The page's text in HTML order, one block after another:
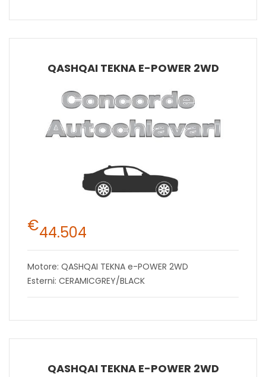
QASHQAI TEKNA E-POWER 2WD
€44.504
Motore: QASHQAI TEKNA e-POWER 2WD
Esterni: CERAMICGREY/BLACK
QASHQAI TEKNA E-POWER 2WD